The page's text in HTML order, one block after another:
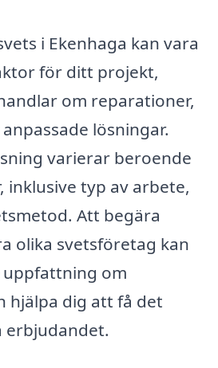
i Ekenhaga kan vara
för ditt projekt,
om reparationer,
lösningar.
varierar beroende
inklusive typ av arbete,
Att begära
olika svetsföretag kan
om
hjälpa dig att få det
erbjudandet.